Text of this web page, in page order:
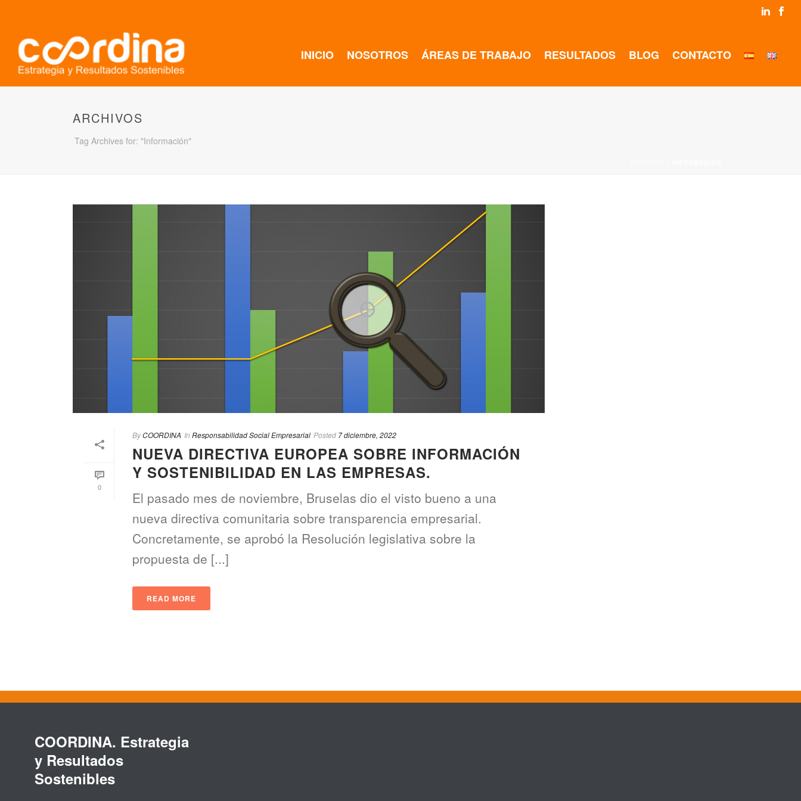
INICIO NOSOTROS ÁREAS DE TRABAJO RESULTADOS BLOG CONTACTO
ARCHIVOS
Tag Archives for: "Información"
0
ByCOORDINA In Responsabilidad Social Empresarial Posted 7 diciembre, 2022
NUEVA DIRECTIVA EUROPEA SOBRE INFORMACIÓN
Y SOSTENIBILIDAD EN LAS EMPRESAS.
El pasado mes de noviembre, Bruselas dio el visto bueno a una
nueva directiva comunitaria sobre transparencia empresarial.
Concretamente, se aprobó la Resolución legislativa sobre la
propuesta de [...]
READ MORE
COORDINA. Estrategia
y Resultados
Sostenibles